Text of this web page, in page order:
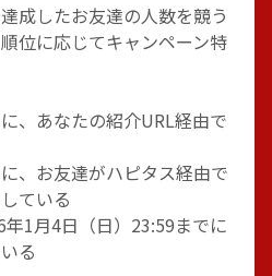
成したお友達の人数を競う
位に応じてキャンペーン特
、あなたの紹介URL経由で
、お友達がハピタス経由で
ている
1月4日（日）23:59までに
る